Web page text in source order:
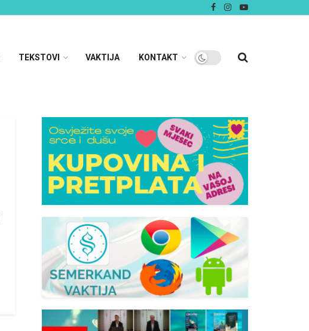
TEKSTOVI VAKTIJA KONTAKT